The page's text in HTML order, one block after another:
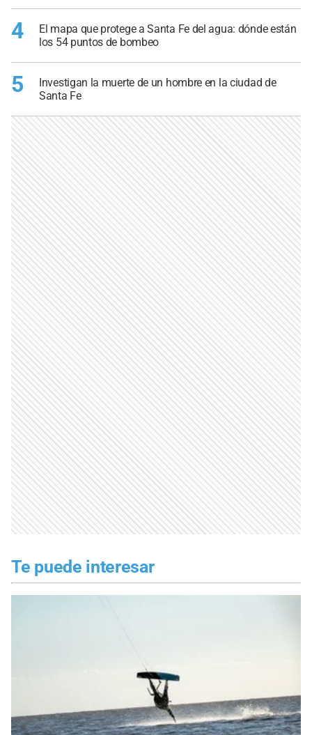
4
El mapa que protege a Santa Fe del agua: dónde están
los 54 puntos de bombeo
5
Investigan la muerte de un hombre en la ciudad de
Santa Fe
Te puede interesar